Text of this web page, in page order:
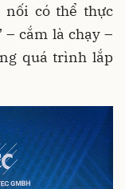
nối có thể thực
– cắm là chạy –
quá trình lắp